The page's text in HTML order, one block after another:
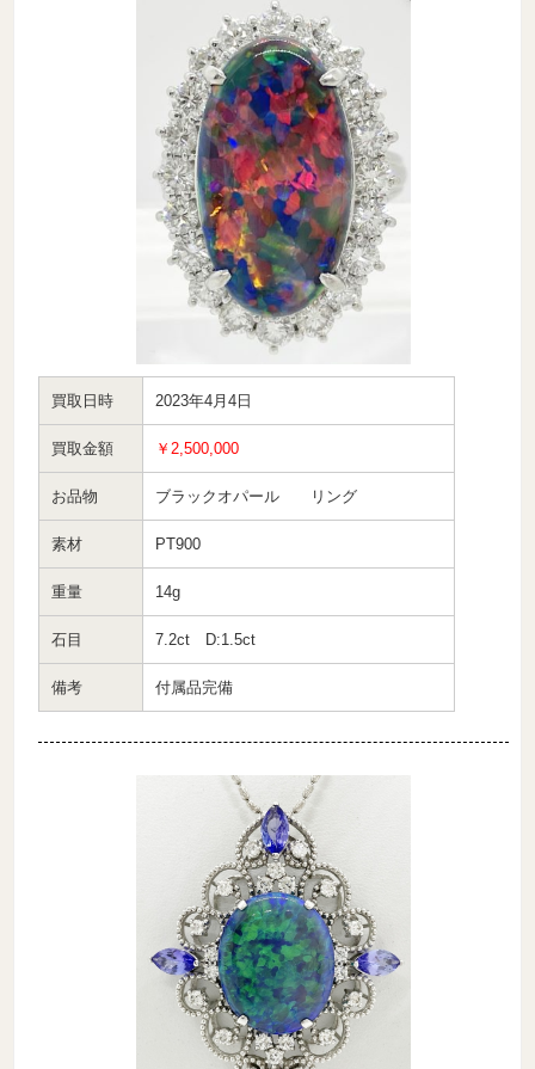
買取日時 2023年4月4日
買取金額 ￥2,500,000
お品物 ブラックオパール リング
素材 PT900
重量 14g
石目 7.2ct D:1.5ct
備考 付属品完備